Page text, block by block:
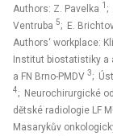
Authors: Z. Pavelka 1 ;
Ventruba 5; E.
Authors‘ workplace:
Institut biostatistiky a
a FN Brno-PMDV 3;
4; Neurochirurgické
dětské radiologie LF
Masarykův